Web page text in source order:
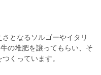
となるソルゴーやイタリ
の堆肥を譲ってもらい、そ
くっています。